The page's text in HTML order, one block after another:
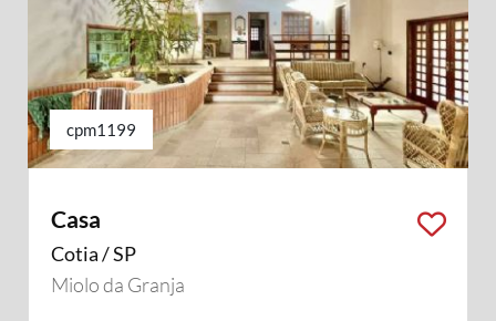
cpm1199
Casa
Cotia / SP
Miolo da Granja